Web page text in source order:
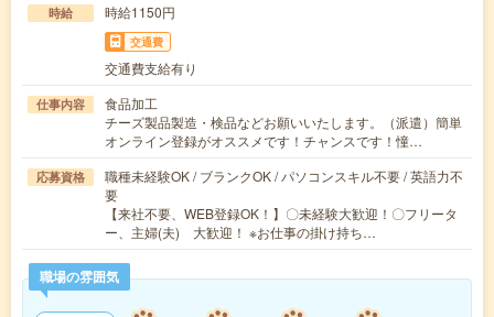
時給 時給1150円
交通費
交通費支給有り
仕事内容
食品加工
チーズ製品製造・検品などお願いいたします。（派遣）簡単
オンライン登録がオススメです！チャンスです！憧…
応募資格
職種未経験OK / ブランクOK / パソコンスキル不要 / 英語力不
要
【来社不要、WEB登録OK！】〇未経験大歓迎！〇フリータ
ー、主婦(夫) 大歓迎！ ※お仕事の掛け持ち…
職場の雰囲気